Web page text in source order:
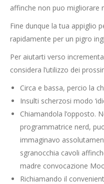
affinche non puo migliorare
Fine dunque la tua appiglio
rapidamente per un pigro
Per aiutarti verso
considera l’utilizzo dei
Circa e bassa, percio la
Insulti scherzosi modo
Chiamandola l’opposto.
programmatrice nerd,
immaginavo
sgranocchia cavoli
madre convocazione
Richiamando il